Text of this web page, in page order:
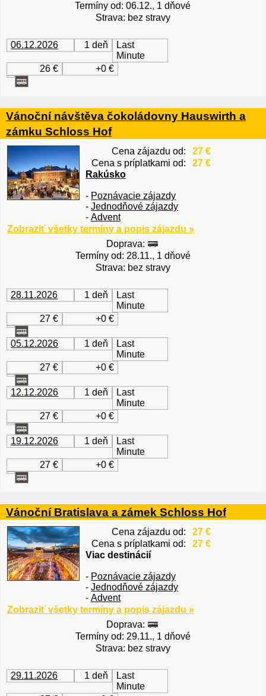
Termíny od: 06.12., 1 dňové
Strava: bez stravy
06.12.2026 1 deň
Last
Minute
26 €
+0 €
Vánoční návštěva čokoládovny Hauswirth a
zámku Schloss Hof
Cena zájazdu od:
27 €
Cena s príplatkami od:
27 €
Rakúsko
- Poznávacie zájazdy
-Jednodňové zájazdy
-Advent
Zobraziť všetky termíny a popis zájazdu »
Doprava:
Termíny od: 28.11., 1 dňové
Strava: bez stravy
28.11.2026 1 deň
Last
Minute
27 €
+0 €
05.12.2026 1 deň
Last
Minute
27 €
+0 €
12.12.2026 1 deň
Last
Minute
27 €
+0 €
19.12.2026 1 deň
Last
Minute
27 €
+0 €
Vánoční Bratislava a zámek Schloss Hof
Cena zájazdu od:
27 €
Cena s príplatkami od:
27 €
Viac destinácií
- Poznávacie zájazdy
-Jednodňové zájazdy
-Advent
Zobraziť všetky termíny a popis zájazdu »
Doprava:
Termíny od: 29.11., 1 dňové
Strava: bez stravy
29.11.2026 1 deň
Last
Minute